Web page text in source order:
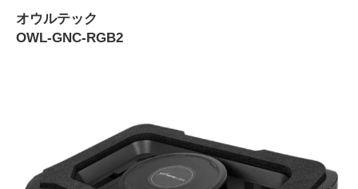
オウルテック
OWL-GNC-RGB2